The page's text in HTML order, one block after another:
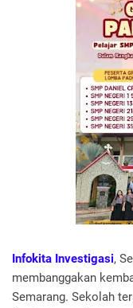
Infokita Investigasi,
membanggakan
Semarang. Sekolah